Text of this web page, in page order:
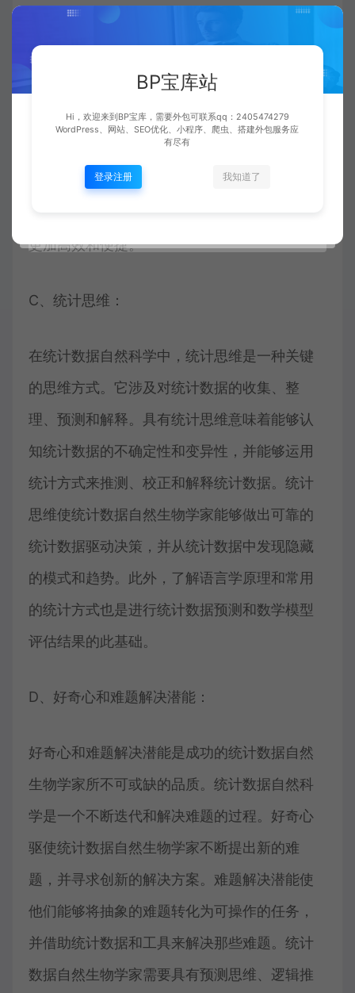
具和库也是一项重要的程式设计专精技能。比
如，掌控NumPy和Pandas能协助你进行数组操
作和统计信息处理，掌控Scikit-learn能协助你
应用领域常用的机器自学演算法，掌控
TensorFlow或PyTorch能协助你构建和体能训
练深度自学数学模型。那些工具和库提供了丰
更加高效和便捷。
C、统计思维：
在统计数据自然科学中，统计思维是一种关键
的思维方式。它涉及对统计数据的收集、整
理、预测和解释。具有统计思维意味着能够认
知统计数据的不确定性和变异性，并能够运用
统计方式来推测、校正和解释统计数据。统计
思维使统计数据自然生物学家能够做出可靠的
统计数据驱动决策，并从统计数据中发现隐藏
的模式和趋势。此外，了解语言学原理和常用
的统计方式也是进行统计数据预测和数学模型
评估结果的此基础。
D、好奇心和难题解决潜能：
好奇心和难题解决潜能是成功的统计数据自然
生物学家所不可或缺的品质。统计数据自然科
学是一个不断迭代和解决难题的过程。好奇心
驱使统计数据自然生物学家不断提出新的难
题，并寻求创新的解决方案。难题解决潜能使
他们能够将抽象的难题转化为可操作的任务，
并借助统计数据和工具来解决那些难题。统计
数据自然生物学家需要具有预测思维、逻辑推
BP宝库站
Hi，欢迎来到BP宝库，需要外包可联系qq：2405474279
WordPress、网站、SEO优化、小程序、爬虫、搭建外包服务应
有尽有
登录注册 我知道了